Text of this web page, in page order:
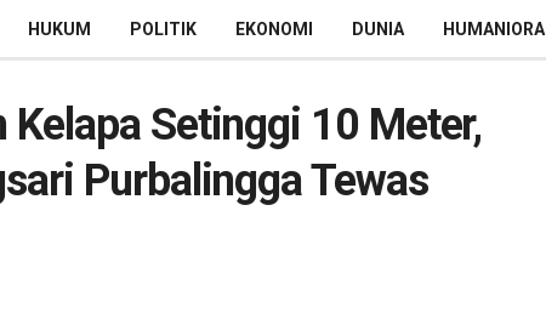
HUKUM POLITIK EKONOMI DUNIA HUMANIORA
Setinggi 10 Meter,
Purbalingga Tewas